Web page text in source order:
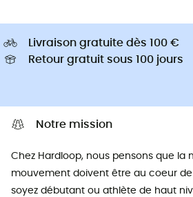
Livraison gratuite dès 100 €
Retour gratuit sous 100 jours
Notre mission
Chez Hardloop, nous pensons que la
mouvement doivent être au coeur de
soyez débutant ou athlète de haut